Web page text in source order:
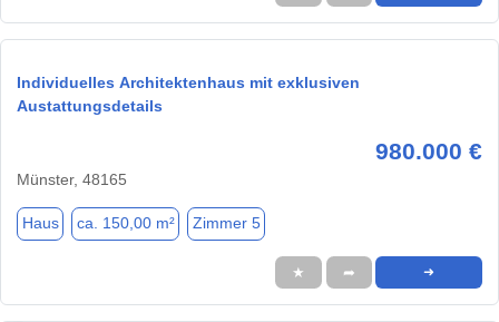
Individuelles Architektenhaus mit exklusiven
Austattungsdetails
980.000 €
Münster, 48165
Haus ca. 150,00 m² Zimmer 5
★ ➦ ➜